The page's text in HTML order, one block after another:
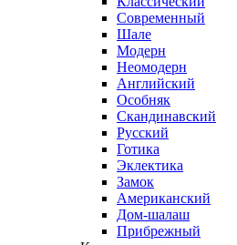
Современный
Шале
Модерн
Неомодерн
Английский
Особняк
Скандинавский
Русский
Готика
Эклектика
Замок
Американский
Дом-шалаш
Прибрежный